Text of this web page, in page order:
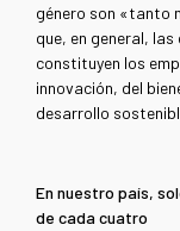
género son «tanto
que, en general,
constituyen los
innovación, del
desarrollo
En nuestro país,
de cada cuatro